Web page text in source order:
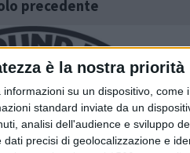
è la nostra priorità
su un dispositivo, come
standard inviate da un
analisi dell'audience e sviluppo
precisi di geolocalizzazione e
precedente